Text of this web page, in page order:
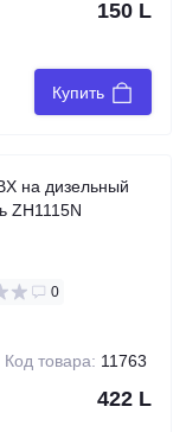
150 L
Купить
на дизельный
ZH1115N
0
Код товара: 11763
422 L